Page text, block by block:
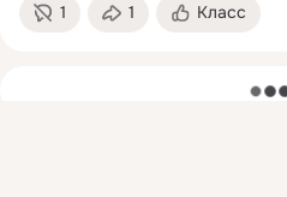
1 1 Класс